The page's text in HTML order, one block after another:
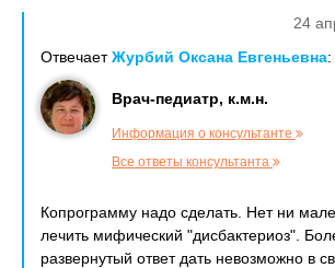
24
ОтвечаетЖурбий Оксана Евгеньевна:
Врач-педиатр, к.м.н.
Информация о консультанте
Все ответы консультанта
Копрограмму надо сделать. Нет ни
лечить мифический "дисбактериоз".
развернутый ответ дать невозможно в